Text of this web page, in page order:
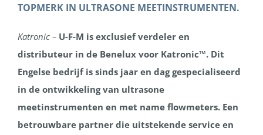
TOPMERK IN ULTRASONE MEETINSTRUMENTEN.
Katronic – U-F-M is exclusief verdeler en
distributeur in de Benelux voor Katronic™. Dit
Engelse bedrijf is sinds jaar en dag gespecialiseerd
in de ontwikkeling van ultrasone
meetinstrumenten en met name flowmeters. Een
betrouwbare partner die uitstekende service en